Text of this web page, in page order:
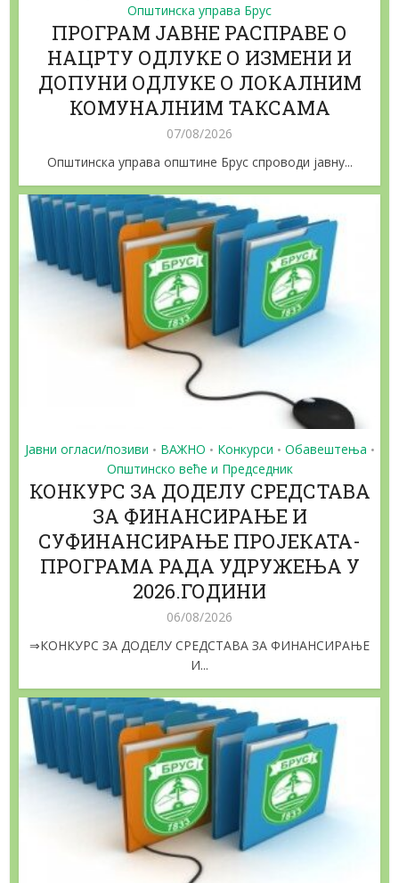
Општинска управа Брус
ПРОГРАМ ЈАВНЕ РАСПРАВЕ О
НАЦРТУ ОДЛУКЕ О ИЗМЕНИ И
ДОПУНИ ОДЛУКЕ О ЛОКАЛНИМ
КОМУНАЛНИМ ТАКСАМА
07/08/2026
Општинска управа општине Брус спроводи јавну...
Јавни огласи/позиви • ВАЖНО • Конкурси • Обавештења •
Општинско веће и Председник
КОНКУРС ЗА ДОДЕЛУ СРЕДСТАВА
ЗА ФИНАНСИРАЊЕ И
СУФИНАНСИРАЊЕ ПРОЈЕКАТА-
ПРОГРАМА РАДА УДРУЖЕЊА У
2026.ГОДИНИ
06/08/2026
⇒КОНКУРС ЗА ДОДЕЛУ СРЕДСТАВА ЗА ФИНАНСИРАЊЕ
И...